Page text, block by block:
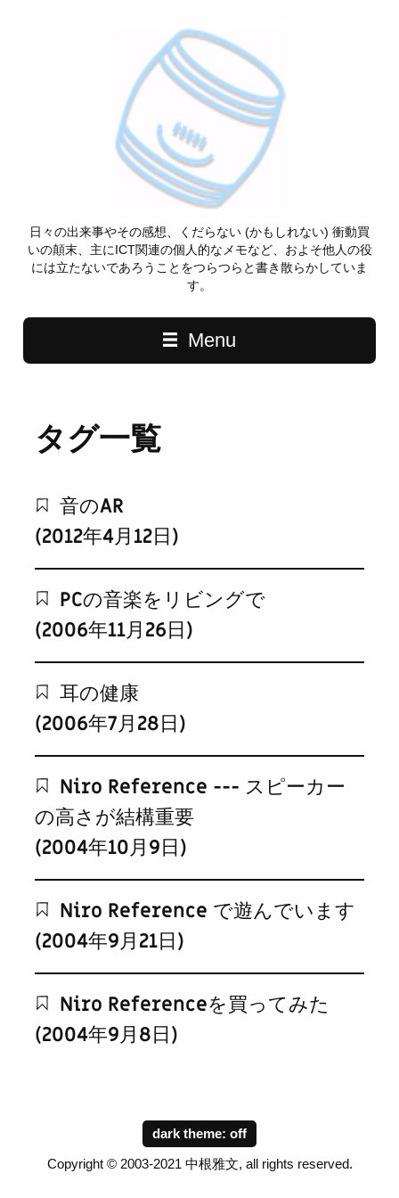
日々の出来事やその感想、くだらない (かもしれない) 衝動買
いの顛末、主にICT関連の個人的なメモなど、およそ他人の役
には立たないであろうことをつらつらと書き散らかしていま
す。
Menu
タグ一覧
音のAR
(2012年4月12日)
PCの音楽をリビングで
(2006年11月26日)
耳の健康
(2006年7月28日)
Niro Reference --- スピーカー
の高さが結構重要
(2004年10月9日)
Niro Reference で遊んでいます
(2004年9月21日)
Niro Referenceを買ってみた
(2004年9月8日)
dark theme:
Copyright © 2003-2021 中根雅文, all rights reserved.